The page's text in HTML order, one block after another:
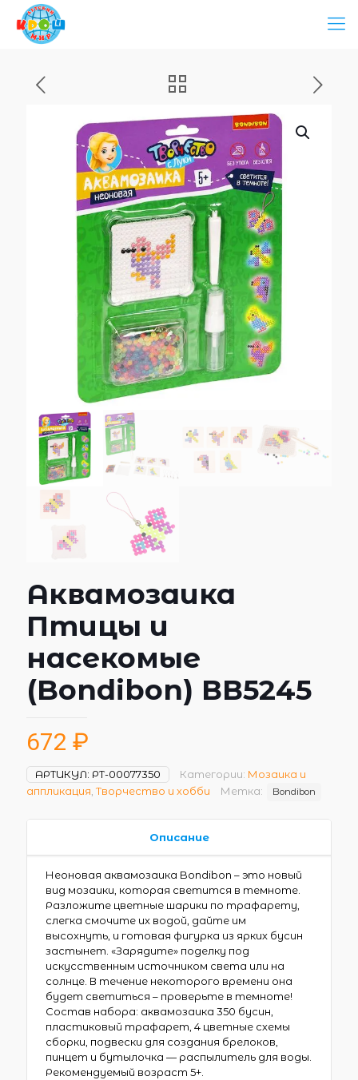
Аквамозаика
Птицы и
насекомые
(Bondibon) ВВ5245
672 ₽
АРТИКУЛ: РТ-00077350 Категории: Мозаика и
аппликация Творчество и хобби Метка: Bondibon
Описание
Неоновая аквамозаика Bondibon – это новый
вид мозаики, которая светится в темноте.
Разложите цветные шарики по трафарету,
слегка смочите их водой, дайте им
высохнуть, и готовая фигурка из ярких бусин
застынет. «Зарядите» поделку под
искусственным источником света или на
солнце. В течение некоторого времени она
будет светиться – проверьте в темноте!
Состав набора: аквамозаика 350 бусин,
пластиковый трафарет, 4 цветные схемы
сборки, подвески для создания брелоков,
пинцет и бутылочка — распылитель для воды.
Рекомендуемый возраст 5+.